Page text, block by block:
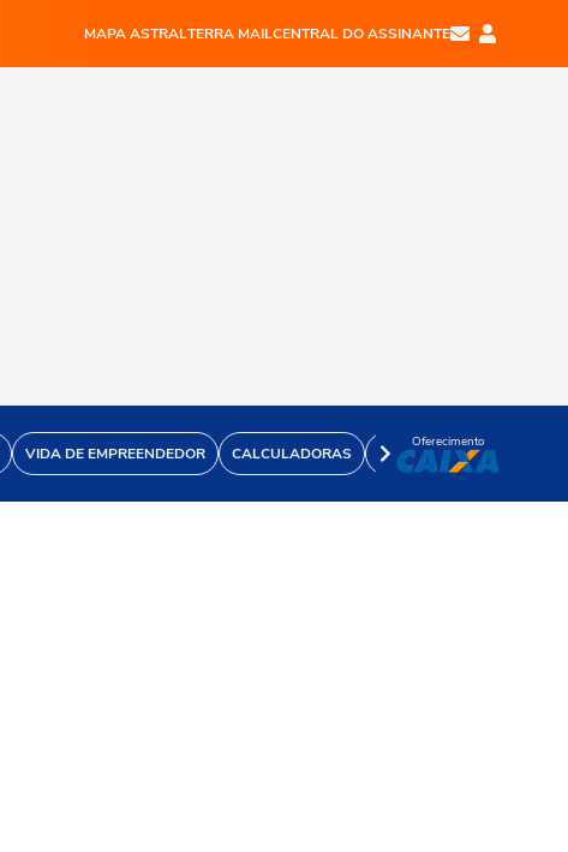
MAPA ASTRALTERRA MAILCENTRAL DO ASSINANTE
VIDA DE EMPREENDEDOR CALCULADORAS VÍDEOS
Oferecimento